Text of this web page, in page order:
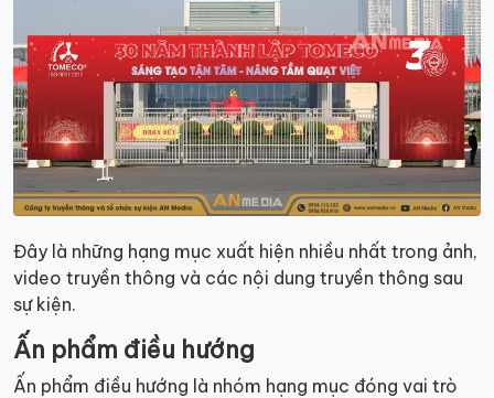
Đây là những hạng mục xuất hiện nhiều nhất trong ảnh,
video truyền thông và các nội dung truyền thông sau
sự kiện.
Ấn phẩm điều hướng
Ấn phẩm điều hướng là nhóm hạng mục đóng vai trò